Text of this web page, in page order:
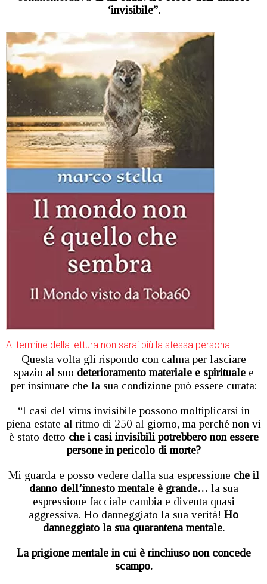
‘invisibile”.
Al termine della lettura non sarai più la stessa persona
Questa volta gli rispondo con calma per lasciare
spazio al suo deterioramento materiale e spirituale e
per insinuare che la sua condizione può essere curata:
“I casi del virus invisibile possono moltiplicarsi in
piena estate al ritmo di 250 al giorno, ma perché non vi
è stato detto che i casi invisibili potrebbero non essere
persone in pericolo di morte?
Mi guarda e posso vedere dalla sua espressione che il
danno dell’innesto mentale è grande… la sua
espressione facciale cambia e diventa quasi
aggressiva. Ho danneggiato la sua verità! Ho
danneggiato la sua quarantena mentale.
La prigione mentale in cui è rinchiuso non concede
scampo.